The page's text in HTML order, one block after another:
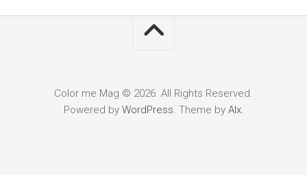
Color me Mag © 2026. All Rights Reserved.
Powered by WordPress . Theme by Alx.